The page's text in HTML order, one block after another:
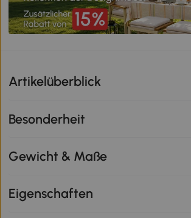
Artikelüberblick
Besonderheit
Gewicht & Maße
Eigenschaften